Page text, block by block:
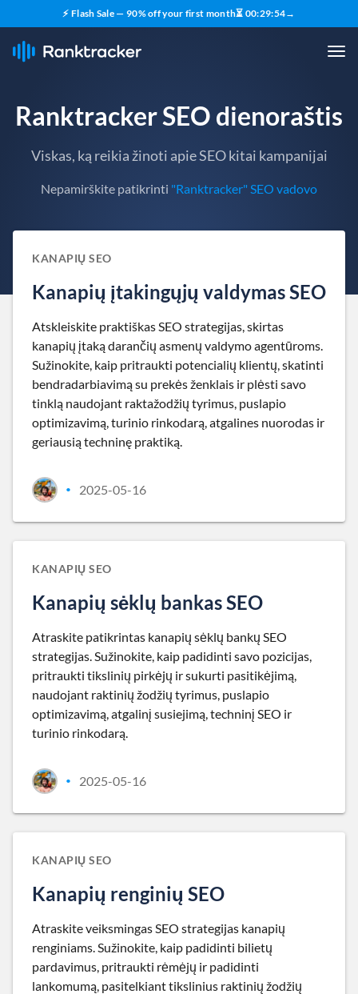
⚡ Flash Sale — 90% off your first month⏳ 00:29:53→
Ranktracker SEO dienoraštis
Viskas, ką reikia žinoti apie SEO kitai kampanijai
Nepamirškite patikrinti "Ranktracker" SEO vadovo
KANAPIŲ SEO
Kanapių įtakingųjų valdymas SEO
Atskleiskite praktiškas SEO strategijas, skirtas
kanapių įtaką darančių asmenų valdymo agentūroms.
Sužinokite, kaip pritraukti potencialių klientų, skatinti
bendradarbiavimą su prekės ženklais ir plėsti savo
tinklą naudojant raktažodžių tyrimus, puslapio
optimizavimą, turinio rinkodarą, atgalines nuorodas ir
geriausią techninę praktiką.
• 2025-05-16
KANAPIŲ SEO
Kanapių sėklų bankas SEO
Atraskite patikrintas kanapių sėklų bankų SEO
strategijas. Sužinokite, kaip padidinti savo pozicijas,
pritraukti tikslinių pirkėjų ir sukurti pasitikėjimą,
naudojant raktinių žodžių tyrimus, puslapio
optimizavimą, atgalinį susiejimą, techninį SEO ir
turinio rinkodarą.
• 2025-05-16
KANAPIŲ SEO
Kanapių renginių SEO
Atraskite veiksmingas SEO strategijas kanapių
renginiams. Sužinokite, kaip padidinti bilietų
pardavimus, pritraukti rėmėjų ir padidinti
lankomumą, pasitelkiant tikslinius raktinių žodžių